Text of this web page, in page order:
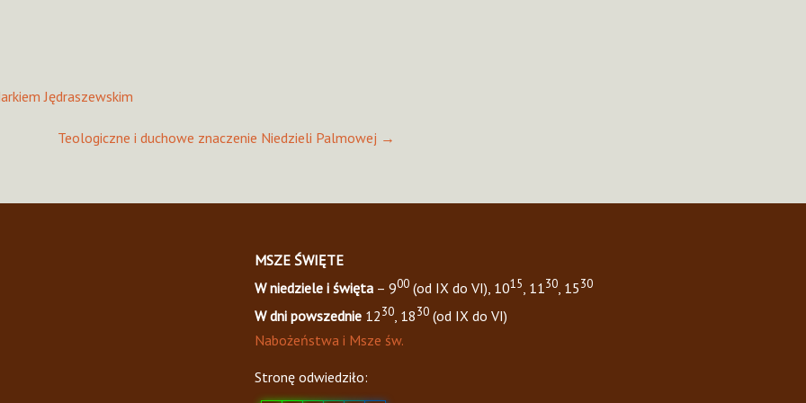
Jędraszewskim
Teologiczne i duchowe znaczenie Niedzieli Palmowej →
MSZE ŚWIĘTE
W niedziele i święta– 900(od IX do VI), 1015, 1130, 1530
W dni powszednie 1230, 1830(od IX do VI)
Nabożeństwa i Msze św.
Stronę odwiedziło: